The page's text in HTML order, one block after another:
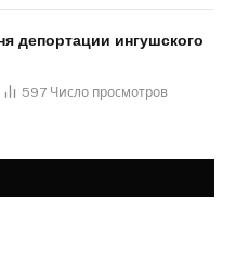
депортации ингушского
597 Число просмотров